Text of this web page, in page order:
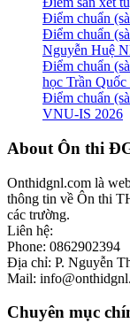
Điểm chuẩn
Điểm chuẩn
Nguyễn Huệ
Điểm chuẩn
học Trần
Điểm chuẩn
VNU-IS 2026
Footer
About Ôn thi
Onthidgnl.com là
thông tin về Ôn thi
các trường.
Liên hệ:
Phone: 0862902394
Địa chỉ: P. Nguyễn
Mail:
Chuyên mục